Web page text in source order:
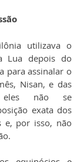
utilizava o
Lua depois do
para assinalar o
Nisan, e das
eles não se
exata dos
e, por isso, não